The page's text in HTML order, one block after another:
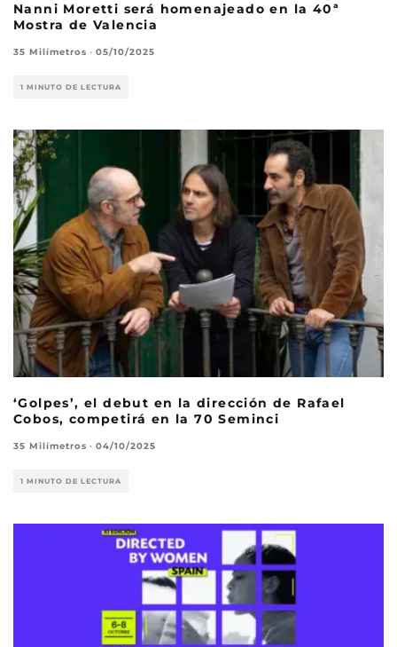
Nanni Moretti será homenajeado en la 40ª
Mostra de Valencia
35 Milímetros · 05/10/2025
1 MINUTO DE LECTURA
‘Golpes’, el debut en la dirección de Rafael
Cobos, competirá en la 70 Seminci
35 Milímetros · 04/10/2025
1 MINUTO DE LECTURA